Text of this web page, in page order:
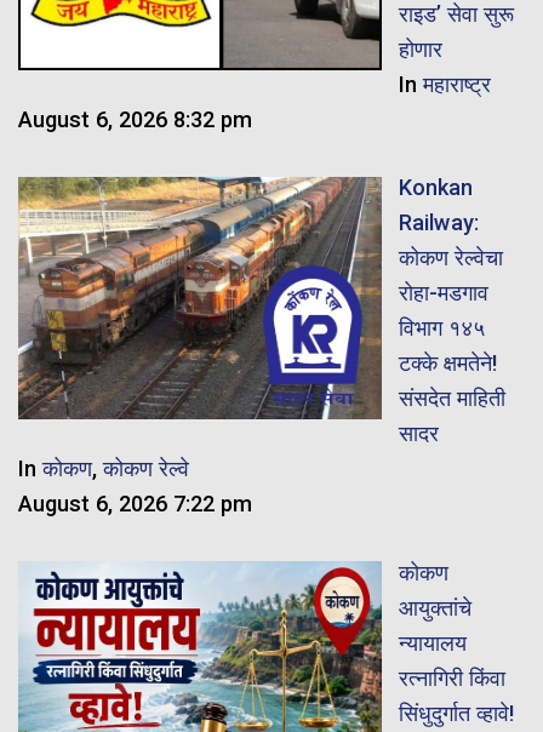
राइड’ सेवा सुरू
होणार
Inमहाराष्ट्र
August 6, 2026 8:32 pm
Konkan
Railway:
कोकण रेल्वेचा
रोहा-मडगाव
विभाग १४५
टक्के क्षमतेने!
संसदेत माहिती
सादर
Inकोकण,कोकण रेल्वे
August 6, 2026 7:22 pm
कोकण
आयुक्तांचे
न्यायालय
रत्नागिरी किंवा
सिंधुदुर्गात व्हावे!